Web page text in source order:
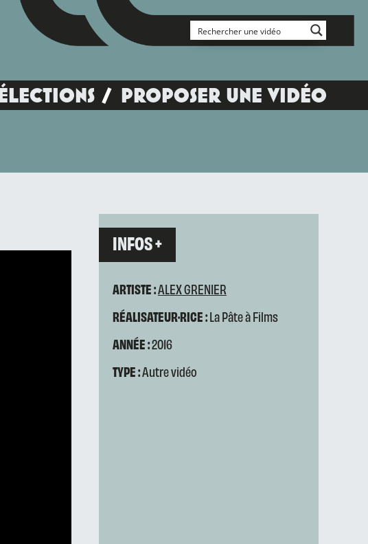
PROPOSER UNE VIDÉO
INFOS +
ARTISTE :ALEX GRENIER
RÉALISATEUR·RICE :La Pâte à Films
ANNÉE :2016
TYPE :Autre vidéo